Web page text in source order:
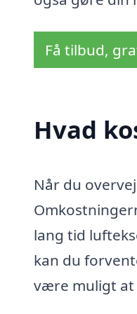
Få tilbud,
Hvad
Når du
lang tid
kan du
være muligt at